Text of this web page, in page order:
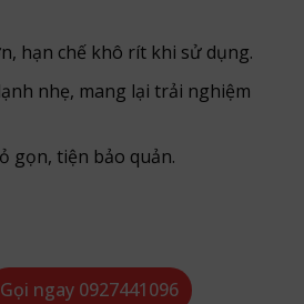
hạn chế khô rít khi sử dụng.
nhẹ, mang lại trải nghiệm
gọn, tiện bảo quản.
Cokelife Mát Lạnh 85ml số lượng
Gọi ngay 0927441096